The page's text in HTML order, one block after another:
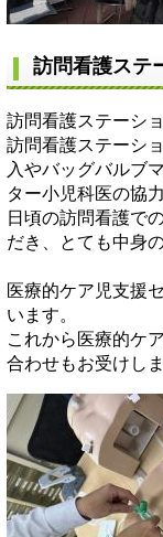
訪問看護ステ
訪問看護ステーシ
訪問看護ステーシ
入やバッグバルブ
ター小児科医の協
日頃の訪問看護で
だき、とても中身
医療的ケア児支援
います。
これから医療的ケ
合わせもお受けし